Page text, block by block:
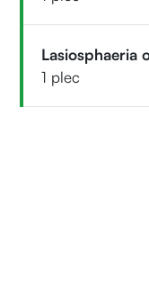
Lasiosphaeria
1 plec